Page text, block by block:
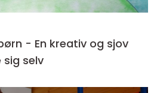
- En kreativ og sjov
selv